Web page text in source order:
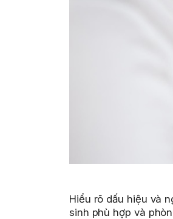
Hiểu rõ dấu hiệu và
sinh phù hợp và